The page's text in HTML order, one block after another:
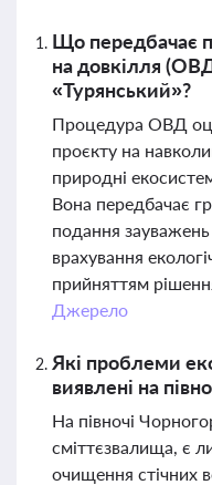
Що передбачає
на довкілля
«Турянський»?
Процедура ОВД
проєкту на
природні
Вона передбачає
подання
врахування
прийняттям
Джерело
Які проблеми
виявлені на
На півночі
сміттєзвалища, є
очищення стічних